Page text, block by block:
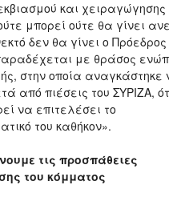
και χειραγώγησης
μπορεί ούτε θα γίνει
δεν θα γίνει ο Πρόεδρος
με θράσος
στην οποία αναγκάστηκε
από πιέσεις του ΣΥΡΙΖΑ,
να επιτελέσει το
του καθήκον».
τις προσπάθειες
του κόμματος